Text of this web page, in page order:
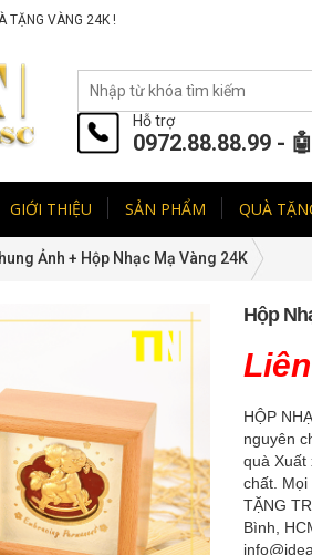
TẶNG VÀNG 24K !
Hỗ trợ
0972.88.88.99 -
GIỚI THIỆU SẢN PHẨM QUÀ
Ảnh + Hộp Nhạc Mạ Vàng 24K
Hộp
HỘP
nguyên
quà Xuất
chất. Mọi
TẶNG
Bình,